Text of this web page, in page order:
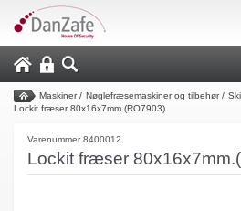
Maskiner/ Nøglefræsemaskiner og tilbehør/
Lockit fræser 80x16x7mm.(RO7903)
Varenummer 8400012
Lockit fræser